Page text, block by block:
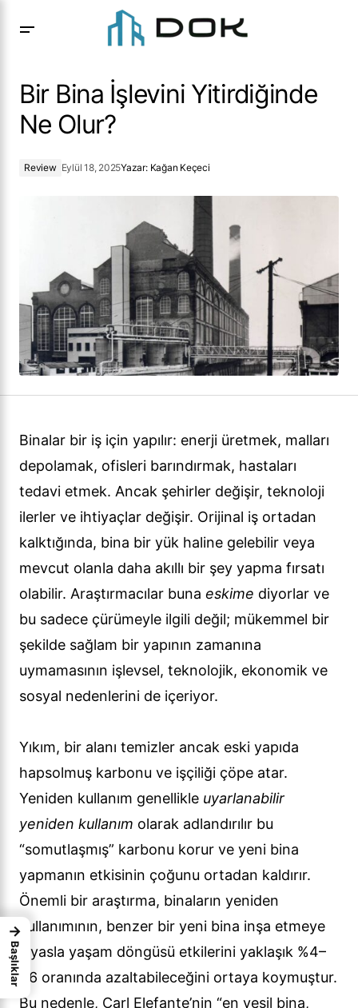
Bir Bina İşlevini Yitirdiğinde
Ne Olur?
Review Eylül 18, 2025Yazar: Kağan Keçeci
Binalar bir iş için yapılır: enerji üretmek, malları
depolamak, ofisleri barındırmak, hastaları
tedavi etmek. Ancak şehirler değişir, teknoloji
ilerler ve ihtiyaçlar değişir. Orijinal iş ortadan
kalktığında, bina bir yük haline gelebilir veya
mevcut olanla daha akıllı bir şey yapma fırsatı
olabilir. Araştırmacılar buna eskime diyorlar ve
bu sadece çürümeyle ilgili değil; mükemmel bir
şekilde sağlam bir yapının zamanına
uymamasının işlevsel, teknolojik, ekonomik ve
sosyal nedenlerini de içeriyor.
Yıkım, bir alanı temizler ancak eski yapıda
hapsolmuş karbonu ve işçiliği çöpe atar.
Yeniden kullanım genellikle uyarlanabilir
yeniden kullanım olarak adlandırılır bu
“somutlaşmış” karbonu korur ve yeni bina
yapmanın etkisinin çoğunu ortadan kaldırır.
Önemli bir araştırma, binaların yeniden
kullanımının, benzer bir yeni bina inşa etmeye
kıyasla yaşam döngüsü etkilerini yaklaşık %4–
46 oranında azaltabileceğini ortaya koymuştur.
Bu nedenle, Carl Elefante’nin “en yeşil bina,
→
Başlıklar